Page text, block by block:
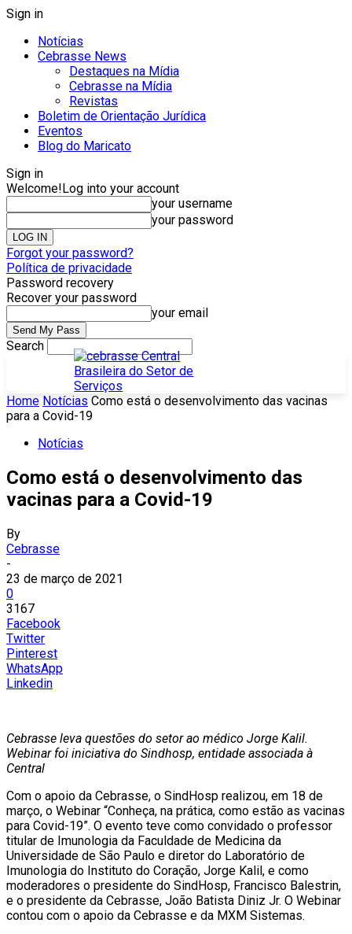
Sign in
Notícias
Cebrasse News
Destaques na Mídia
Cebrasse na Mídia
Revistas
Boletim de Orientação Jurídica
Eventos
Blog do Maricato
Sign in
Welcome!Log into your account
your username
your password
Forgot your password?
Política de privacidade
Password recovery
Recover your password
your email
Search
Home Notícias Como está o desenvolvimento das vacinas
para a Covid-19
Notícias
Como está o desenvolvimento das
vacinas para a Covid-19
By
Cebrasse
-
23 de março de 2021
0
3167
Facebook
Twitter
Pinterest
WhatsApp
Linkedin
Cebrasse leva questões do setor ao médico Jorge Kalil.
Webinar foi iniciativa do Sindhosp, entidade associada à
Central
Com o apoio da Cebrasse, o SindHosp realizou, em 18 de
março, o Webinar “Conheça, na prática, como estão as vacinas
para Covid-19”. O evento teve como convidado o professor
titular de Imunologia da Faculdade de Medicina da
Universidade de São Paulo e diretor do Laboratório de
Imunologia do Instituto do Coração, Jorge Kalil, e como
moderadores o presidente do SindHosp, Francisco Balestrin,
e o presidente da Cebrasse, João Batista Diniz Jr. O Webinar
contou com o apoio da Cebrasse e da MXM Sistemas.